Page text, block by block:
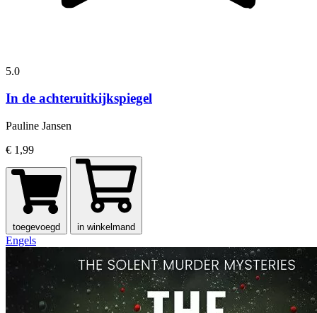
5.0
In de achteruitkijkspiegel
Pauline Jansen
€ 1,99
toegevoegd in winkelmand
Engels